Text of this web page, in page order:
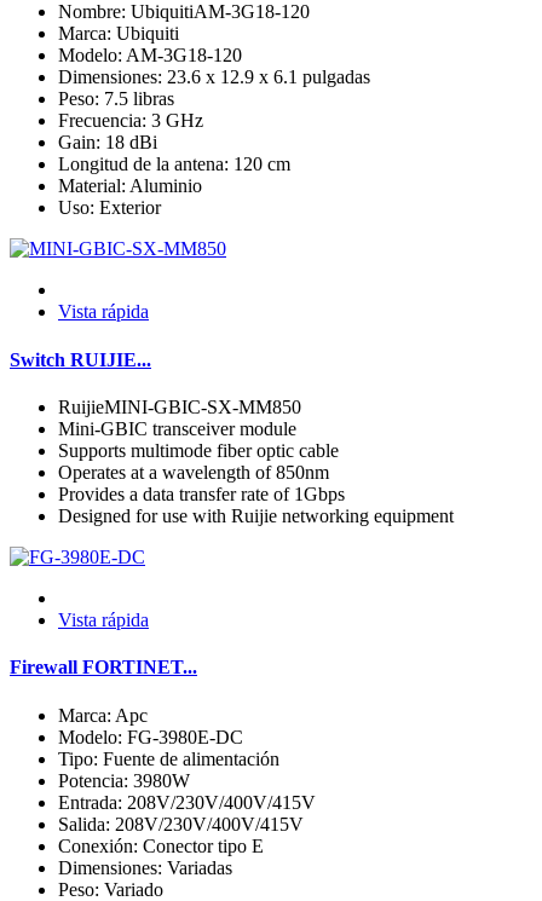
Nombre: UbiquitiAM-3G18-120
Marca: Ubiquiti
Modelo: AM-3G18-120
Dimensiones: 23.6 x 12.9 x 6.1 pulgadas
Peso: 7.5 libras
Frecuencia: 3 GHz
Gain: 18 dBi
Longitud de la antena: 120 cm
Material: Aluminio
Uso: Exterior
Vista rápida
Switch RUIJIE...
RuijieMINI-GBIC-SX-MM850
Mini-GBIC transceiver module
Supports multimode fiber optic cable
Operates at a wavelength of 850nm
Provides a data transfer rate of 1Gbps
Designed for use with Ruijie networking equipment
Vista rápida
Firewall FORTINET...
Marca: Apc
Modelo: FG-3980E-DC
Tipo: Fuente de alimentación
Potencia: 3980W
Entrada: 208V/230V/400V/415V
Salida: 208V/230V/400V/415V
Conexión: Conector tipo E
Dimensiones: Variadas
Peso: Variado